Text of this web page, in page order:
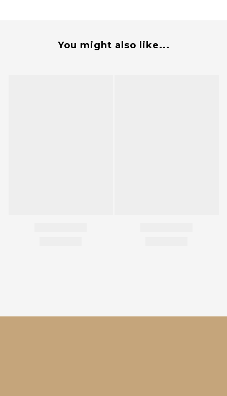
You might also like...